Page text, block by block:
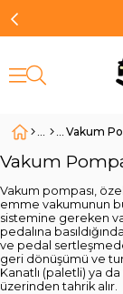
Vakum
Vakum
Vakum pompası,
emme vakumunun
sistemine gereken
pedalına
ve pedal
geri dönüşümü ve
Kanatlı (paletli) ya
üzerinden tahrik alır.